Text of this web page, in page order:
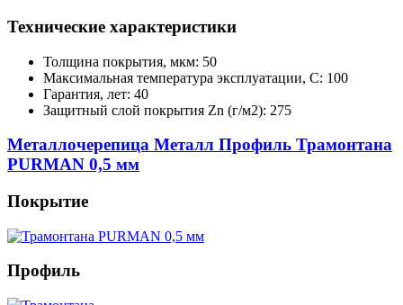
Технические характеристики
Толщина покрытия, мкм: 50
Максимальная температура эксплуатации, С: 100
Гарантия, лет: 40
Защитный слой покрытия Zn (г/м2): 275
Металлочерепица Металл Профиль Трамонтана
PURMAN 0,5 мм
Покрытие
Профиль